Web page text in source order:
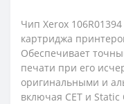
Чип Xerox
картриджа
Обеспечивает
печати при его
оригинальными и
включая CET и